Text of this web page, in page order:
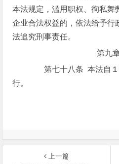
本法规定，滥用职权、徇私舞
企业合法权益的，依法给予行
法追究刑事责任。
第九
第七十八条 本法自１
行。
上一篇